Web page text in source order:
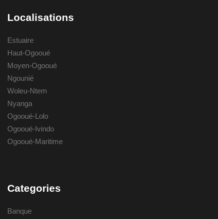
Localisations
Estuaire
Haut-Ogooué
Moyen-Ogooué
Ngounié
Woleu-Ntem
Nyanga
Ogooué-Lolo
Ogooué-Ivindo
Ogooué-Maritime
Categories
Banque